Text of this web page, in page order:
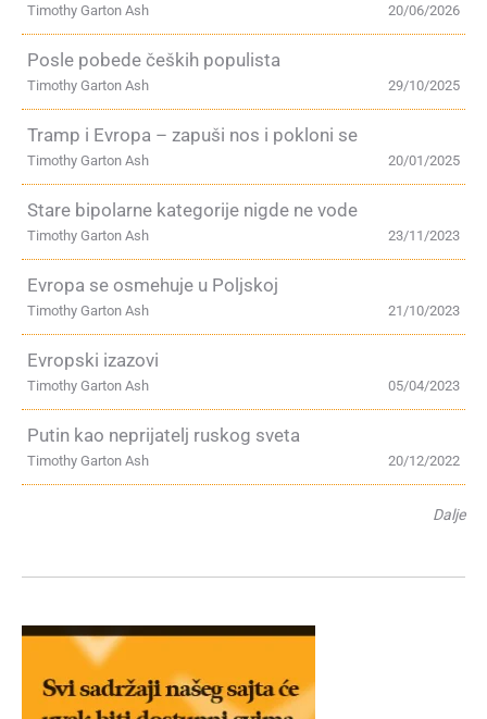
20/06/2026
Timothy Garton Ash
Posle pobede čeških populista
29/10/2025
Timothy Garton Ash
Tramp i Evropa – zapuši nos i pokloni se
20/01/2025
Timothy Garton Ash
Stare bipolarne kategorije nigde ne vode
23/11/2023
Timothy Garton Ash
Evropa se osmehuje u Poljskoj
21/10/2023
Timothy Garton Ash
Evropski izazovi
05/04/2023
Timothy Garton Ash
Putin kao neprijatelj ruskog sveta
20/12/2022
Timothy Garton Ash
Dalje